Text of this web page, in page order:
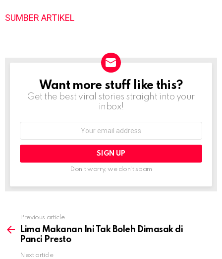
SUMBER ARTIKEL
NEWSLETTER
Want more stuff like this?
Get the best viral stories straight into your
inbox!
Don't worry, we don't spam
more
Previous article
Lima Makanan Ini Tak Boleh Dimasak di
Panci Presto
Next article